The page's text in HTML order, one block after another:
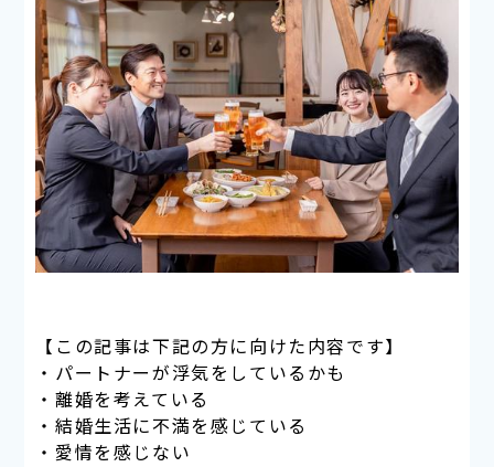
【この記事は下記の方に向けた内容です】
・パートナーが浮気をしているかも
・離婚を考えている
・結婚生活に不満を感じている
・愛情を感じない